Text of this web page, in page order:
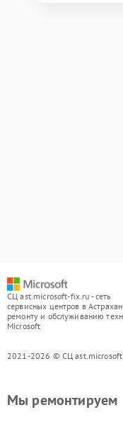
СЦ ast.microsoft-fix.ru - сеть
сервисных центров в
ремонту и обслуживанию
Microsoft
2021-2026 © СЦ
Мы ремонтируем